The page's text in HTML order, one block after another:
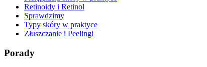
Retinoidy i Retinol
Sprawdzimy
Typy skóry w praktyce
Złuszczanie i Peelingi
Porady